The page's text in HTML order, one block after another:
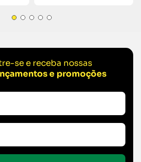
se e receba nossas
e promoções